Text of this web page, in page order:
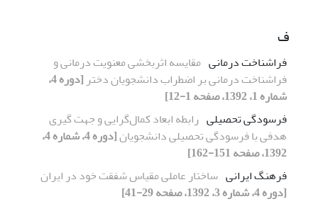
ف
فراشناخت درمانی مقایسه اثربخشی معنویت درمانی و
فراشناخت درمانی بر اضطراب دانشجویان دختر
[دوره 4،
شماره 1، 1392، صفحه 1-12]
فرسودگی تحصیلی رابطه ابعاد کمال‌گرایی و جهت گیری
هدفی با فرسودگی تحصیلی دانشجویان
[دوره 4، شماره 4،
1392، صفحه 151-162]
فرهنگ ایرانی ساختار عاملی مقیاس شفقت خود در ایران
[دوره 4، شماره 3، 1392، صفحه 29-41]